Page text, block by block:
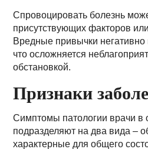
Спровоцировать болезнь
присутствующих факторов
Вредные привычки негативно
что осложняется
обстановкой.
Признаки
Симптомы патологии врачи в
подразделяют на два вида –
характерные для общего